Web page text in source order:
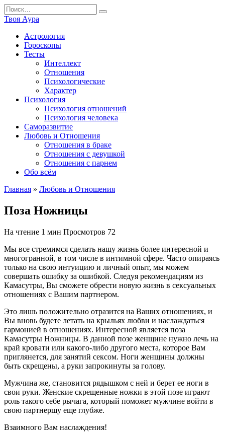
Перейти
к
содержанию
Search
for:
Твоя Аура
Астрология
Гороскопы
Тесты
Интеллект
Отношения
Психологические
Характер
Психология
Психология отношений
Психология человека
Саморазвитие
Любовь и Отношения
Отношения в браке
Отношения с девушкой
Отношения с парнем
Обо всём
Главная » Любовь и Отношения
Поза Ножницы
На чтение 1 мин Просмотров 72
Мы все стремимся сделать нашу жизнь более интересной и
многогранной, в том числе в интимной сфере. Часто опираясь
только на свою интуицию и личный опыт, мы можем
совершать ошибку за ошибкой. Следуя рекомендациям из
Камасутры, Вы сможете обрести новую жизнь в сексуальных
отношениях с Вашим партнером.
Это лишь положительно отразится на Ваших отношениях, и
Вы вновь будете летать на крыльях любви и наслаждаться
гармонией в отношениях. Интересной является поза
Камасутры Ножницы. В данной позе женщине нужно лечь на
край кровати или какого-либо другого места, которое Вам
приглянется, для занятий сексом. Ноги женщины должны
быть скрещены, а руки запрокинуты за голову.
Мужчина же, становится рядышком с ней и берет ее ноги в
свои руки. Женские скрещенные ножки в этой позе играют
роль такого себе рычага, который поможет мужчине войти в
свою партнершу еще глубже.
Взаимного Вам наслаждения!